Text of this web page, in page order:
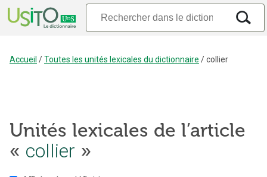
Accueil /Toutes les unités lexicales du dictionnaire /collier
Unités lexicales de l’article
« collier »